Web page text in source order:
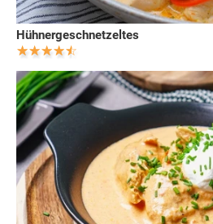
Hühnergeschnetzeltes